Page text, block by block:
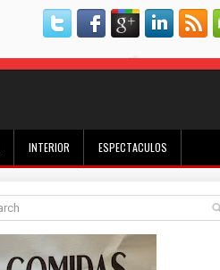
INTERIOR ESPECTACULOS